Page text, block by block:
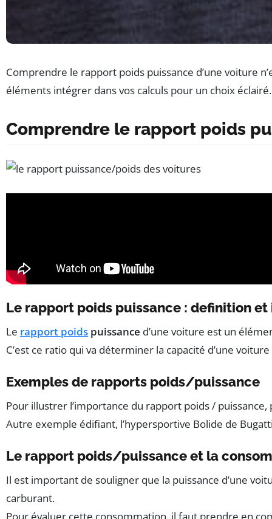
Comprendre le rapport poids puissance d’une voiture
éléments intégrer dans vos calculs pour un choix
Comprendre le rapport poids
Le rapport poids puissance : definition
Le rapport poids puissance d’une voiture est un
C’est ce ratio qui va déterminer la capacité d’une
Exemples de rapports poids/puissance
Pour illustrer l’importance du rapport poids /
Autre exemple édifiant, l’hypersportive Bolide de
Le rapport poids/puissance et la
Il est important de souligner que la puissance d’une
carburant.
Pour évaluer cette consommation, il faut prendre en